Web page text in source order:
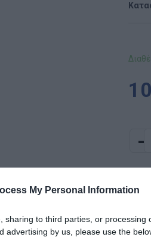
My Personal Information
sharing to third parties, or processing
advertising by us, please use the
-